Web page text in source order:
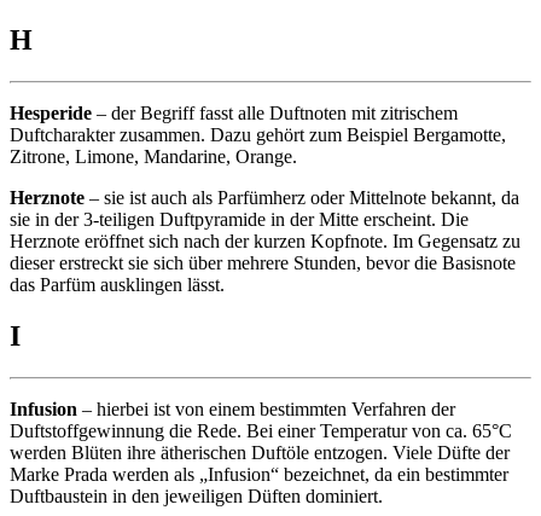
H
Hesperide – der Begriff fasst alle Duftnoten mit zitrischem
Duftcharakter zusammen. Dazu gehört zum Beispiel Bergamotte,
Zitrone, Limone, Mandarine, Orange.
Herznote – sie ist auch als Parfümherz oder Mittelnote bekannt, da
sie in der 3-teiligen Duftpyramide in der Mitte erscheint. Die
Herznote eröffnet sich nach der kurzen Kopfnote. Im Gegensatz zu
dieser erstreckt sie sich über mehrere Stunden, bevor die Basisnote
das Parfüm ausklingen lässt.
I
Infusion – hierbei ist von einem bestimmten Verfahren der
Duftstoffgewinnung die Rede. Bei einer Temperatur von ca. 65°C
werden Blüten ihre ätherischen Duftöle entzogen. Viele Düfte der
Marke Prada werden als „Infusion“ bezeichnet, da ein bestimmter
Duftbaustein in den jeweiligen Düften dominiert.